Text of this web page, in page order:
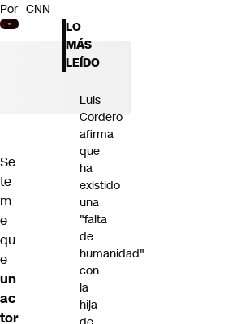
Por CNN
Se
te
m
e
qu
e
un
ac
tor
LO
MÁS
LEÍDO
Luis
Cordero
afirma
que
ha
existido
una
"falta
de
humanidad"
con
la
hija